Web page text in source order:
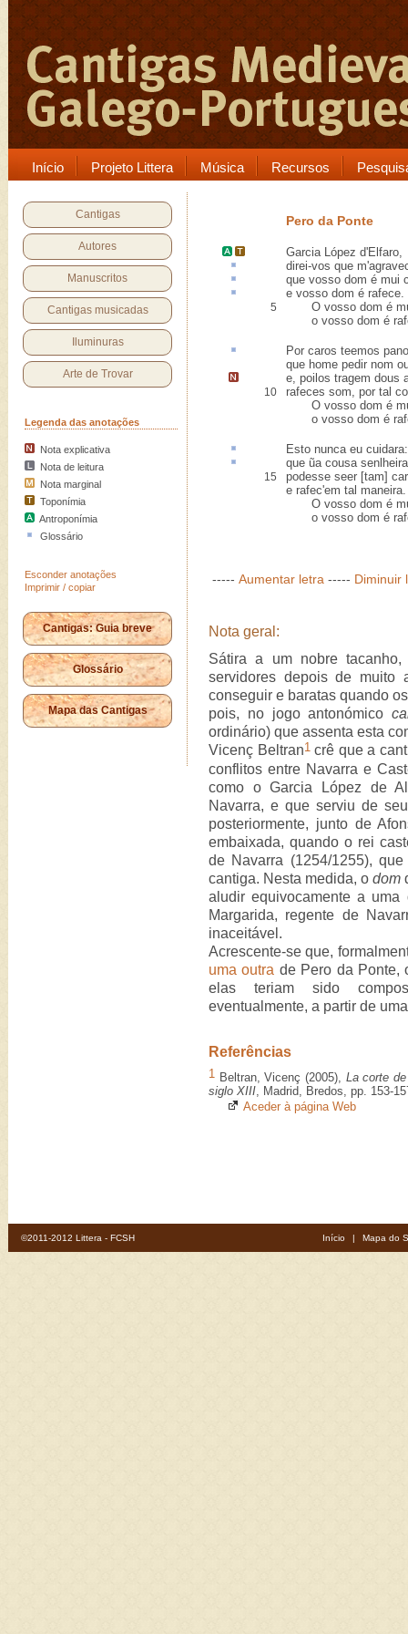
Início Projeto Littera Música Recursos
Cantigas
Autores
Manuscritos
Cantigas musicadas
Iluminuras
Arte de Trovar
Legenda das anotações
Nota explicativa
Nota de leitura
Nota marginal
Toponímia
Antroponímia
Glossário
Esconder anotações
Imprimir / copiar
Cantigas: Guia breve
Glossário
Mapa das Cantigas
Pero da Ponte
Garcia López d'Elfaro,
direi-vos que m'
que vosso dom é mui
e vosso dom é rafece.
5
O vosso dom é mui
o vosso dom é
Por caros teemos
que home pedir nom
e, poilos tragem dous
10
rafeces som, por tal
O vosso dom é mui
o vosso dom é
Esto nunca eu cuidara:
que ũa cousa senlheira
15
podesse seer [tam]
e rafec'em tal maneira.
O vosso dom é mui
o vosso dom é
----- Aumentar letra ----- Diminuir
Nota geral:
Sátira a um nobre
servidores depois de muito
conseguir e baratas quando
pois, no jogo antonómico
ordinário) que assenta esta
Vicenç Beltran1crê que a
conflitos entre Navarra e
como o Garcia López de
Navarra, e que serviu de
posteriormente, junto de
embaixada, quando o rei
de Navarra (1254/1255),
cantiga. Nesta medida, o dom
aludir equivocamente a uma
Margarida, regente de
inaceitável.
Acrescente-se que,
uma outra de Pero da Ponte,
elas teriam sido
eventualmente, a partir de
Referências
1 Beltran, Vicenç (2005), La corte
siglo XIII, Madrid, Bredos, pp. 153-
Aceder à página Web
©2011-2012 Littera - FCSH Início | Mapa do